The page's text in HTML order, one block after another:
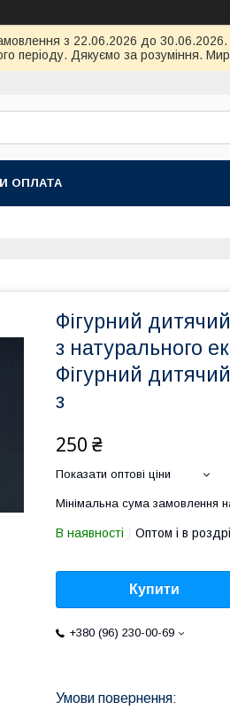
з 22.06.2026 до
періоду. Дякуємо за розуміння.
ОПЛАТА
Фігурний
з натурального
Фігурний
з
250 ₴
Показати оптові ціни
Мінімальна сума замовлення
В наявності Оптом і в
Купити
+380 (96) 230-00-69